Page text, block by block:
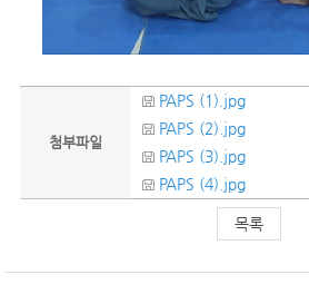
첨부파일
PAPS (1).jpg
PAPS (2).jpg
PAPS (3).jpg
PAPS (4).jpg
목록